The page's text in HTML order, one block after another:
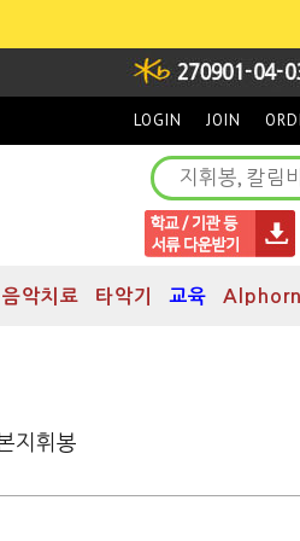
LOGIN JOIN
음악치료 타악기 교육 Alphorn
지휘봉